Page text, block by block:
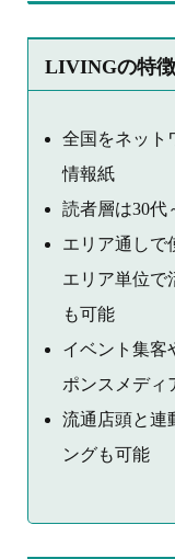
LIVINGの特徴
全国をネット
情報紙
読者層は30代
エリア通しで
エリア単位で
も可能
イベント集客
ポンスメディ
流通店頭と連
ングも可能